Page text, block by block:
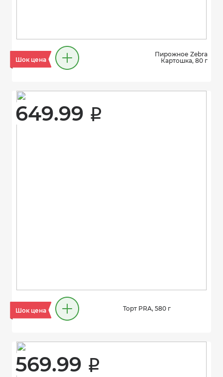
Шок цена
Пирожное Zebra
Картошка, 80 г
649.99 i
Шок цена Торт PRA, 580 г
569.99 i